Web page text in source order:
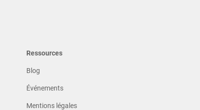
Ressources
Blog
Événements
Mentions légales